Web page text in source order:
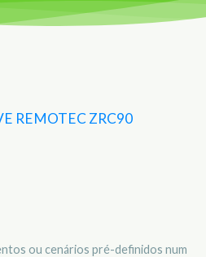
REMOTEC ZRC90
ZRC90
ou cenários pré-definidos num